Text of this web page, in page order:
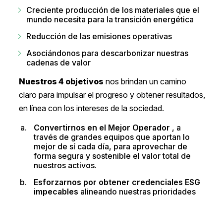
Creciente producción de los materiales que el
mundo necesita para la transición energética
Reducción de las emisiones operativas
Asociándonos para descarbonizar nuestras
cadenas de valor
Nuestros 4 objetivos nos brindan un camino
claro para impulsar el progreso y obtener resultados,
en línea con los intereses de la sociedad.
Convertirnos en el Mejor Operador , a
través de grandes equipos que aportan lo
mejor de sí cada día, para aprovechar de
forma segura y sostenible el valor total de
nuestros activos.
Esforzarnos por obtener credenciales ESG
impecables alineando nuestras prioridades